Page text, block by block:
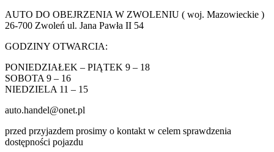
AUTO DO OBEJRZENIA W ZWOLENIU ( woj. Mazowieckie )
26-700 Zwoleń ul. Jana Pawła II 54
GODZINY OTWARCIA:
PONIEDZIAŁEK – PIĄTEK 9 – 18
SOBOTA 9 – 16
NIEDZIELA 11 – 15
auto.handel@onet.pl
przed przyjazdem prosimy o kontakt w celem sprawdzenia
dostępności pojazdu